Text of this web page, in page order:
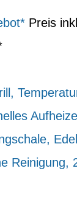
Preis